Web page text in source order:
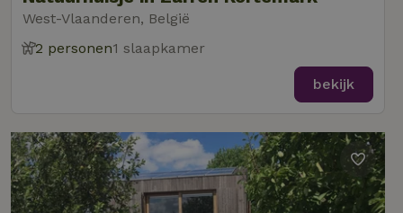
West-Vlaanderen, België
2 personen1 slaapkamer
bekijk